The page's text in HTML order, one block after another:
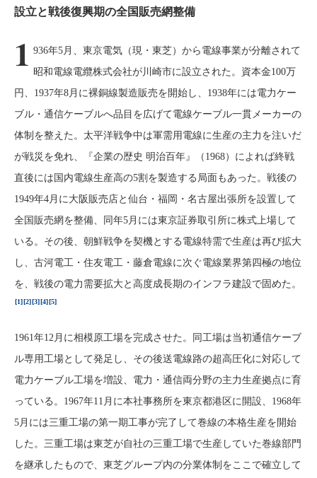
設立と戦後復興期の全国販売網整備
1 936年5月、東京電気（現・東芝）から電線事業が分離されて
昭和電線電纜株式会社が川崎市に設立された。資本金100万
円、1937年8月に裸銅線製造販売を開始し、1938年には電力ケー
ブル・通信ケーブルへ品目を広げて電線ケーブル一貫メーカーの
体制を整えた。太平洋戦争中は軍需用電線に生産の主力を注いだ
が戦災を免れ、『企業の歴史 明治百年』（1968）によれば終戦
直後には国内電線生産高の5割を製造する局面もあった。戦後の
1949年4月に大阪販売店と仙台・福岡・名古屋出張所を設置して
全国販売網を整備、同年5月には東京証券取引所に株式上場して
いる。その後、朝鮮戦争を契機とする電線特需で生産は再び拡大
し、古河電工・住友電工・藤倉電線に次ぐ電線業界第四極の地位
を、戦後の電力需要拡大と高度成長期のインフラ建設で固めた。
[1][2][3][4][5]
1961年12月に相模原工場を完成させた。同工場は当初通信ケーブ
ル専用工場として発足し、その後送電線路の超高圧化に対応して
電力ケーブル工場を増設、電力・通信両分野の主力生産拠点に育
っている。1967年11月に本社事務所を東京都港区に開設、1968年
5月には三重工場の第一期工事が完了して巻線の本格生産を開始
した。三重工場は東芝が自社の三重工場で生産していた巻線部門
を継承したもので、東芝グループ内の分業体制をここで確立して